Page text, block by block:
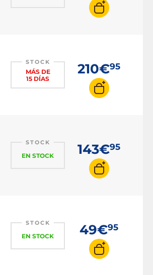
STOCK
MÁS DE
15 DÍAS
210€95
STOCK
EN STOCK 143€95
STOCK
EN STOCK 49€95